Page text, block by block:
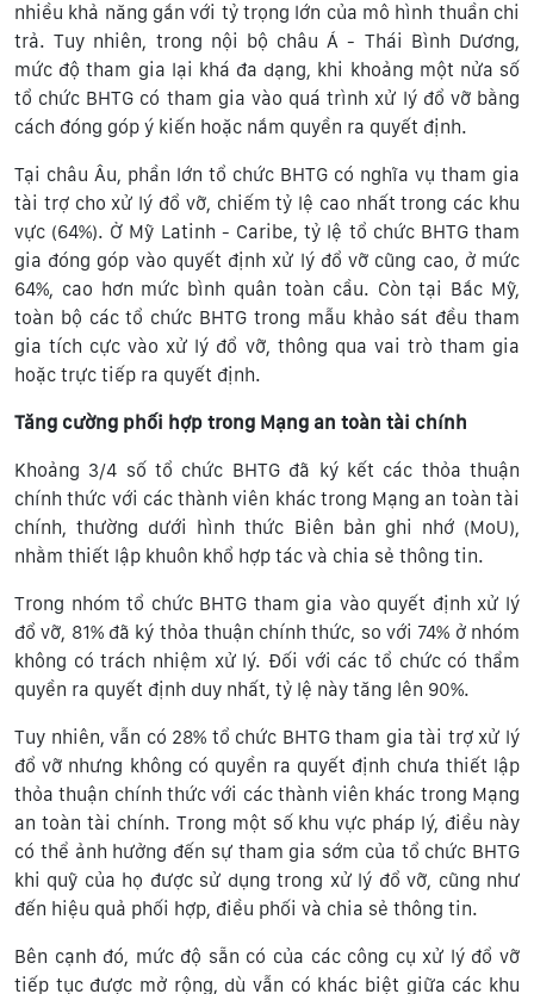
nhiều khả năng gắn với tỷ trọng lớn của mô hình thuần chi
trả. Tuy nhiên, trong nội bộ châu Á - Thái Bình Dương,
mức độ tham gia lại khá đa dạng, khi khoảng một nửa số
tổ chức BHTG có tham gia vào quá trình xử lý đổ vỡ bằng
cách đóng góp ý kiến hoặc nắm quyền ra quyết định.
Tại châu Âu, phần lớn tổ chức BHTG có nghĩa vụ tham gia
tài trợ cho xử lý đổ vỡ, chiếm tỷ lệ cao nhất trong các khu
vực (64%). Ở Mỹ Latinh - Caribe, tỷ lệ tổ chức BHTG tham
gia đóng góp vào quyết định xử lý đổ vỡ cũng cao, ở mức
64%, cao hơn mức bình quân toàn cầu. Còn tại Bắc Mỹ,
toàn bộ các tổ chức BHTG trong mẫu khảo sát đều tham
gia tích cực vào xử lý đổ vỡ, thông qua vai trò tham gia
hoặc trực tiếp ra quyết định.
Tăng cường phối hợp trong Mạng an toàn tài chính
Khoảng 3/4 số tổ chức BHTG đã ký kết các thỏa thuận
chính thức với các thành viên khác trong Mạng an toàn tài
chính, thường dưới hình thức Biên bản ghi nhớ (MoU),
nhằm thiết lập khuôn khổ hợp tác và chia sẻ thông tin.
Trong nhóm tổ chức BHTG tham gia vào quyết định xử lý
đổ vỡ, 81% đã ký thỏa thuận chính thức, so với 74% ở nhóm
không có trách nhiệm xử lý. Đối với các tổ chức có thẩm
quyền ra quyết định duy nhất, tỷ lệ này tăng lên 90%.
Tuy nhiên, vẫn có 28% tổ chức BHTG tham gia tài trợ xử lý
đổ vỡ nhưng không có quyền ra quyết định chưa thiết lập
thỏa thuận chính thức với các thành viên khác trong Mạng
an toàn tài chính. Trong một số khu vực pháp lý, điều này
có thể ảnh hưởng đến sự tham gia sớm của tổ chức BHTG
khi quỹ của họ được sử dụng trong xử lý đổ vỡ, cũng như
đến hiệu quả phối hợp, điều phối và chia sẻ thông tin.
Bên cạnh đó, mức độ sẵn có của các công cụ xử lý đổ vỡ
tiếp tục được mở rộng, dù vẫn có khác biệt giữa các khu